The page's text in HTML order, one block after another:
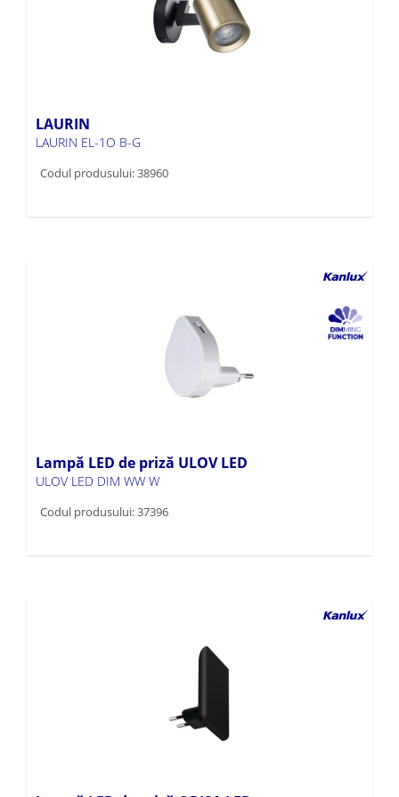
LAURIN
LAURIN EL-1O B-G
Codul produsului: 38960
Lampă LED de priză ULOV LED
ULOV LED DIM WW W
Codul produsului: 37396